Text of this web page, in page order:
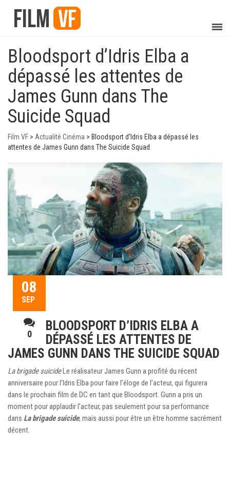
Bloodsport d’Idris Elba a
dépassé les attentes de
James Gunn dans The
Suicide Squad
Film VF > Actualité Cinéma > Bloodsport d’Idris Elba a dépassé les
attentes de James Gunn dans The Suicide Squad
08
SEP
0
BLOODSPORT D’IDRIS ELBA A
DÉPASSÉ LES ATTENTES DE
JAMES GUNN DANS THE SUICIDE SQUAD
La brigade suicideLe réalisateur James Gunn a profité du récent
anniversaire pour l’Idris Elba pour faire l’éloge de l’acteur, qui figurera
dans le prochain film de DC en tant que Bloodsport. Gunn a pris un
moment pour applaudir l’acteur, pas seulement pour sa performance
dans La brigade suicide, mais aussi pour être un être homme sacrément
décent.